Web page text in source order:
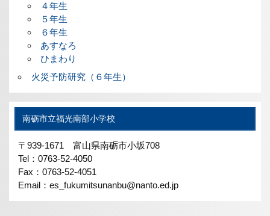
４年生
５年生
６年生
あすなろ
ひまわり
火災予防研究（６年生）
南砺市立福光南部小学校
〒939-1671 富山県南砺市小坂708
Tel：0763-52-4050
Fax：0763-52-4051
Email：es_fukumitsunanbu@nanto.ed.jp